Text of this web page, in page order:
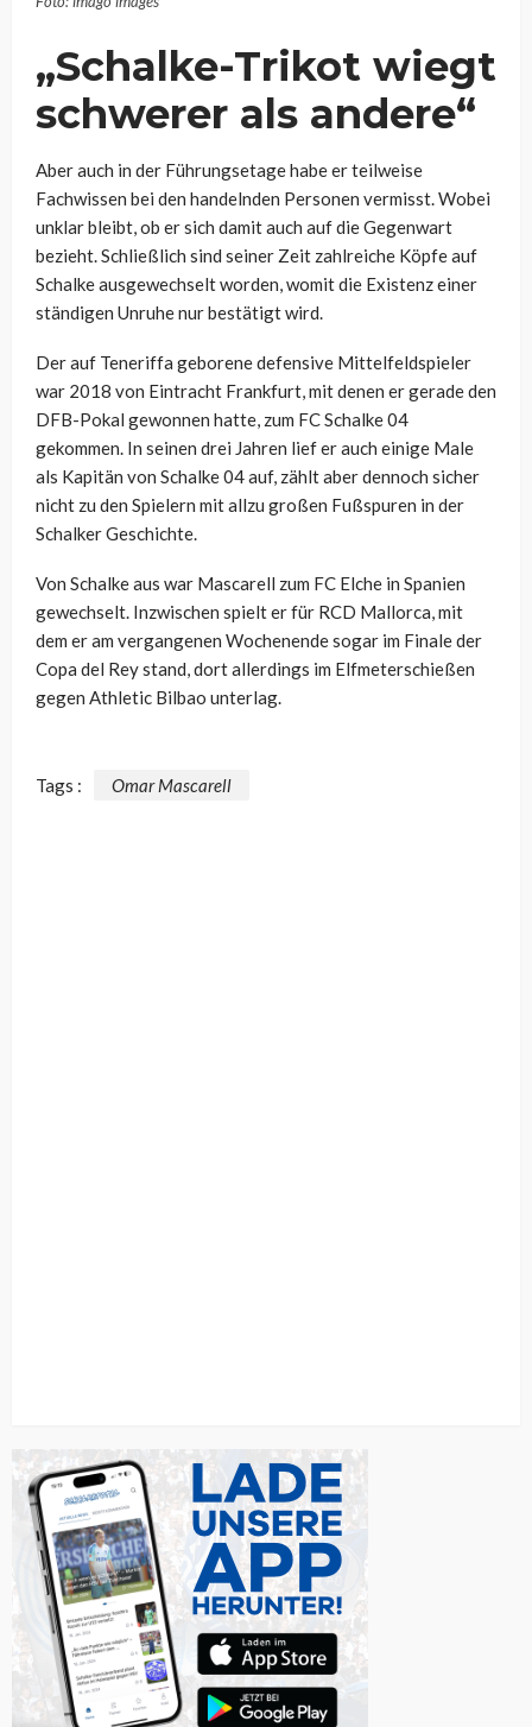
„Schalke-Trikot wiegt
schwerer als andere“
Aber auch in der Führungsetage habe er teilweise
Fachwissen bei den handelnden Personen vermisst. Wobei
unklar bleibt, ob er sich damit auch auf die Gegenwart
bezieht. Schließlich sind seiner Zeit zahlreiche Köpfe auf
Schalke ausgewechselt worden, womit die Existenz einer
ständigen Unruhe nur bestätigt wird.
Der auf Teneriffa geborene defensive Mittelfeldspieler
war 2018 von Eintracht Frankfurt, mit denen er gerade den
DFB-Pokal gewonnen hatte, zum FC Schalke 04
gekommen. In seinen drei Jahren lief er auch einige Male
als Kapitän von Schalke 04 auf, zählt aber dennoch sicher
nicht zu den Spielern mit allzu großen Fußspuren in der
Schalker Geschichte.
Von Schalke aus war Mascarell zum FC Elche in Spanien
gewechselt. Inzwischen spielt er für RCD Mallorca, mit
dem er am vergangenen Wochenende sogar im Finale der
Copa del Rey stand, dort allerdings im Elfmeterschießen
gegen Athletic Bilbao unterlag.
Tags : Omar Mascarell